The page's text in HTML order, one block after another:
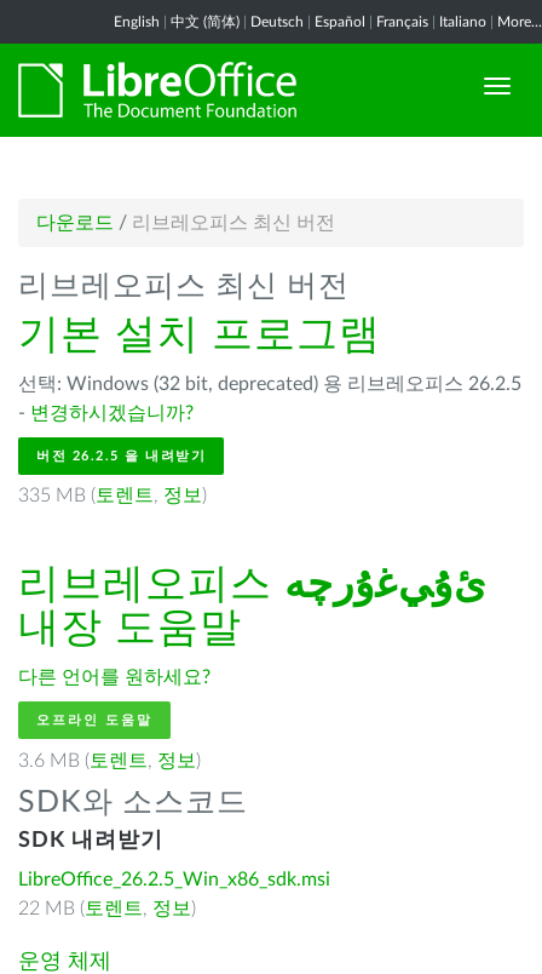
English 中文 (简体) Deutsch Español Français Italiano More...
다운로드 / 리브레오피스 최신 버전
리브레오피스 최신 버전
기본 설치 프로그램
선택: Windows (32 bit, deprecated) 용 리브레오피스 26.2.5
- 변경하시겠습니까?
버전 26.2.5 을 내려받기
335 MB ( 토렌트, 정보 )
리브레오피스 ﺉۇﻲﻏۇﺭچە
내장 도움말
다른 언어를 원하세요?
오프라인 도움말
3.6 MB ( 토렌트, 정보 )
SDK와 소스코드
SDK 내려받기
LibreOffice_26.2.5_Win_x86_sdk.msi
22 MB ( 토렌트, 정보 )
운영 체제